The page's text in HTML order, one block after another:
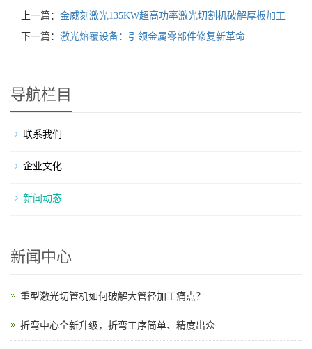
上一篇： 金威刻激光135KW超高功率激光切割机破解厚板加工
下一篇： 激光熔覆设备：引领金属零部件修复新革命
导航栏目
联系我们
企业文化
新闻动态
新闻中心
重型激光切管机如何破解大管径加工痛点？
折弯中心全新升级，折弯工序简单、精度出众